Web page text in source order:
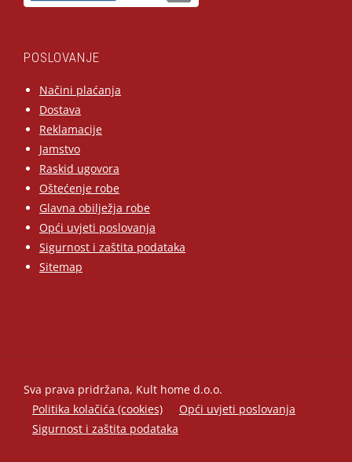
POSLOVANJE
Načini plaćanja
Dostava
Reklamacije
Jamstvo
Raskid ugovora
Oštećenje robe
Glavna obilježja robe
Opći uvjeti poslovanja
Sigurnost i zaštita podataka
Sitemap
Sva prava pridržana, Kult home d.o.o.
Politika kolačića (cookies)
Opći uvjeti poslovanja
Sigurnost i zaštita podataka